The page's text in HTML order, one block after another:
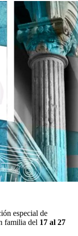
especial de
familia del 17 al 27